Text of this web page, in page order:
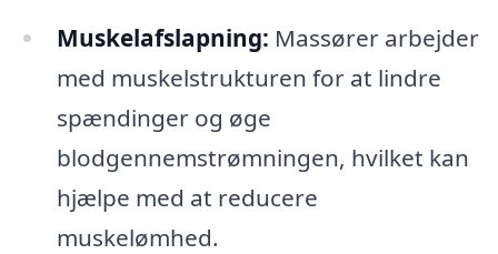
Muskelafslapning: Massører arbejder
med muskelstrukturen for at lindre
spændinger og øge
blodgennemstrømningen, hvilket kan
hjælpe med at reducere
muskelømhed.